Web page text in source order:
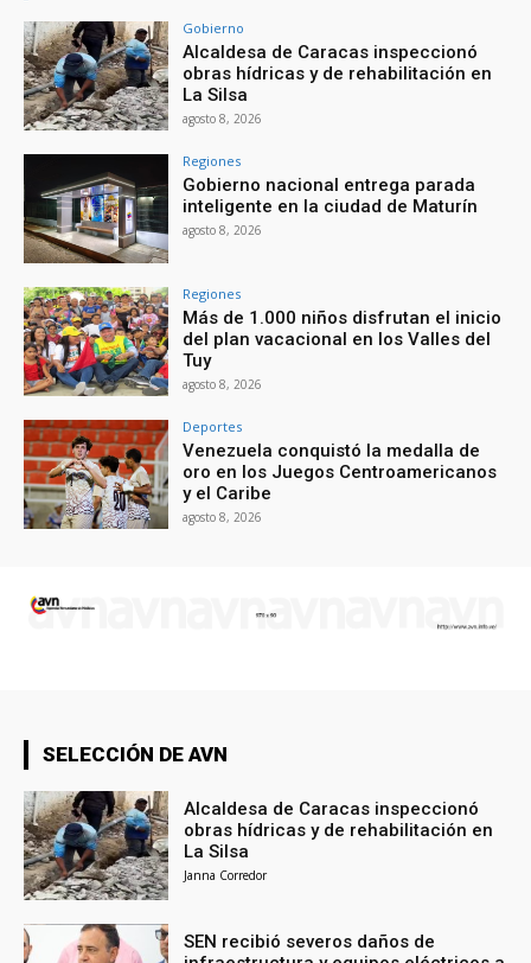
Gobierno
Alcaldesa de Caracas inspeccionó
obras hídricas y de rehabilitación en
La Silsa
agosto 8, 2026
Regiones
Gobierno nacional entrega parada
inteligente en la ciudad de Maturín
agosto 8, 2026
Regiones
Más de 1.000 niños disfrutan el inicio
del plan vacacional en los Valles del
Tuy
agosto 8, 2026
Deportes
Venezuela conquistó la medalla de
oro en los Juegos Centroamericanos
y el Caribe
agosto 8, 2026
SELECCIÓN DE AVN
Alcaldesa de Caracas inspeccionó
obras hídricas y de rehabilitación en
La Silsa
Janna Corredor
SEN recibió severos daños de